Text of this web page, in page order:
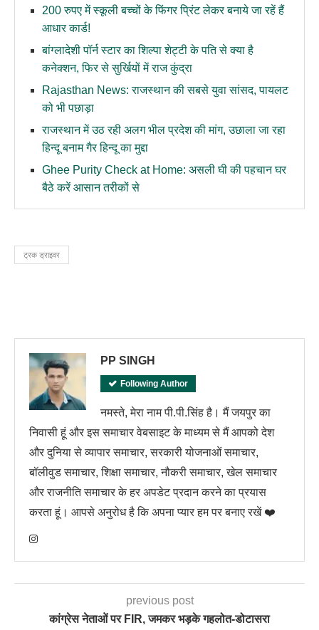
200 रुपए में स्कूली बच्चों के फिंगर प्रिंट लेकर बनाये जा रहें हैं
आधार कार्ड!
बांग्लादेशी पॉर्न स्टार का शिल्पा शेट्टी के पति से क्या है
कनेक्शन, फिर से सुर्खियों में राज कुंद्रा
Rajasthan News: राजस्थान की सबसे युवा सांसद, पायलट
को भी पछाड़ा
राजस्थान में उठ रही अलग भील प्रदेश की मांग, उछाला जा रहा
हिन्दू बनाम गैर हिन्दू का मुद्दा
Ghee Purity Check at Home: असली घी की पहचान घर
बैठे करें आसान तरीकों से
ट्रक ड्राइवर
PP SINGH
Following Author
नमस्ते, मेरा नाम पी.पी.सिंह है। मैं जयपुर का
निवासी हूं और इस समाचार वेबसाइट के माध्यम से मैं आपको देश
और दुनिया से व्यापार समाचार, सरकारी योजनाओं समाचार,
बॉलीवुड समाचार, शिक्षा समाचार, नौकरी समाचार, खेल समाचार
और राजनीति समाचार के हर अपडेट प्रदान करने का प्रयास
करता हूं। आपसे अनुरोध है कि अपना प्यार हम पर बनाए रखें ❤️
previous post
कांग्रेस नेताओं पर FIR, जमकर भड़के गहलोत-डोटासरा